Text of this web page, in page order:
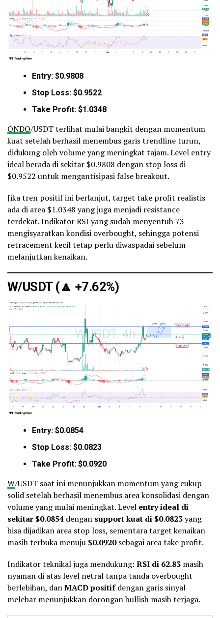
Entry: $0.9808
Stop Loss: $0.9522
Take Profit: $1.0348
ONDO/USDT terlihat mulai bangkit dengan momentum
kuat setelah berhasil menembus garis trendline turun,
didukung oleh volume yang meningkat tajam. Level entry
ideal berada di sekitar $0.9808 dengan stop loss di
$0.9522 untuk mengantisipasi false breakout.
Jika tren positif ini berlanjut, target take profit realistis
ada di area $1.0348 yang juga menjadi resistance
terdekat. Indikator RSI yang sudah menyentuh 73
mengisyaratkan kondisi overbought, sehingga potensi
retracement kecil tetap perlu diwaspadai sebelum
melanjutkan kenaikan.
W/USDT (🔼 +7.62%)
Entry: $0.0854
Stop Loss: $0.0823
Take Profit: $0.0920
W/USDT saat ini menunjukkan momentum yang cukup
solid setelah berhasil menembus area konsolidasi dengan
volume yang mulai meningkat. Level entry ideal di
sekitar $0.0854 dengan support kuat di $0.0823yang
bisa dijadikan area stop loss, sementara target kenaikan
masih terbuka menuju $0.0920sebagai area take profit.
Indikator teknikal juga mendukung: RSI di 62.83 masih
nyaman di atas level netral tanpa tanda overbought
berlebihan, danMACD positifdengan garis sinyal
melebar menunjukkan dorongan bullish masih terjaga.